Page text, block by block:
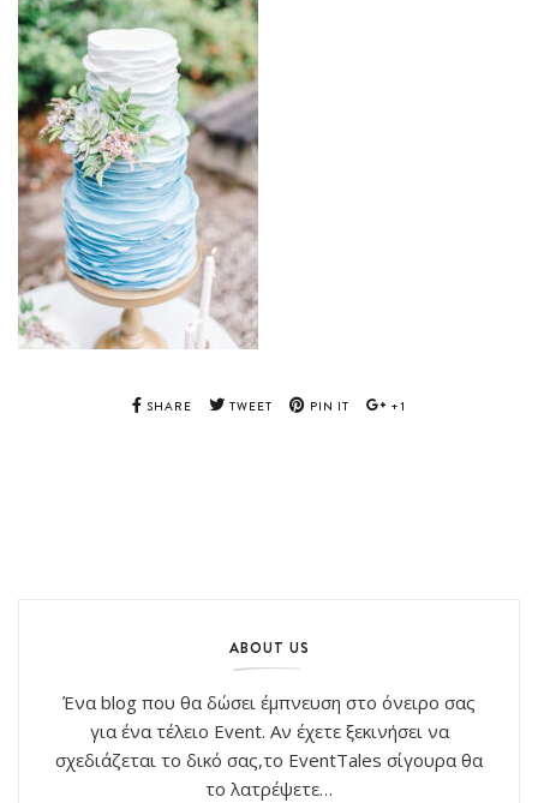
SHARE TWEET PIN IT +1
ABOUT US
Ένα blog που θα δώσει έμπνευση στο όνειρο σας
για ένα τέλειο Event. Αν έχετε ξεκινήσει να
σχεδιάζεται το δικό σας,το EventTales σίγουρα θα
το λατρέψετε…